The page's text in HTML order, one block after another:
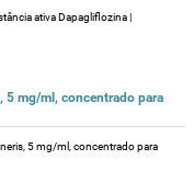
ativa Dapagliflozina |
5 mg/ml, concentrado para
5 mg/ml, concentrado para